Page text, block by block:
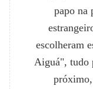
papo na
escolheram
Aiguá", tudo